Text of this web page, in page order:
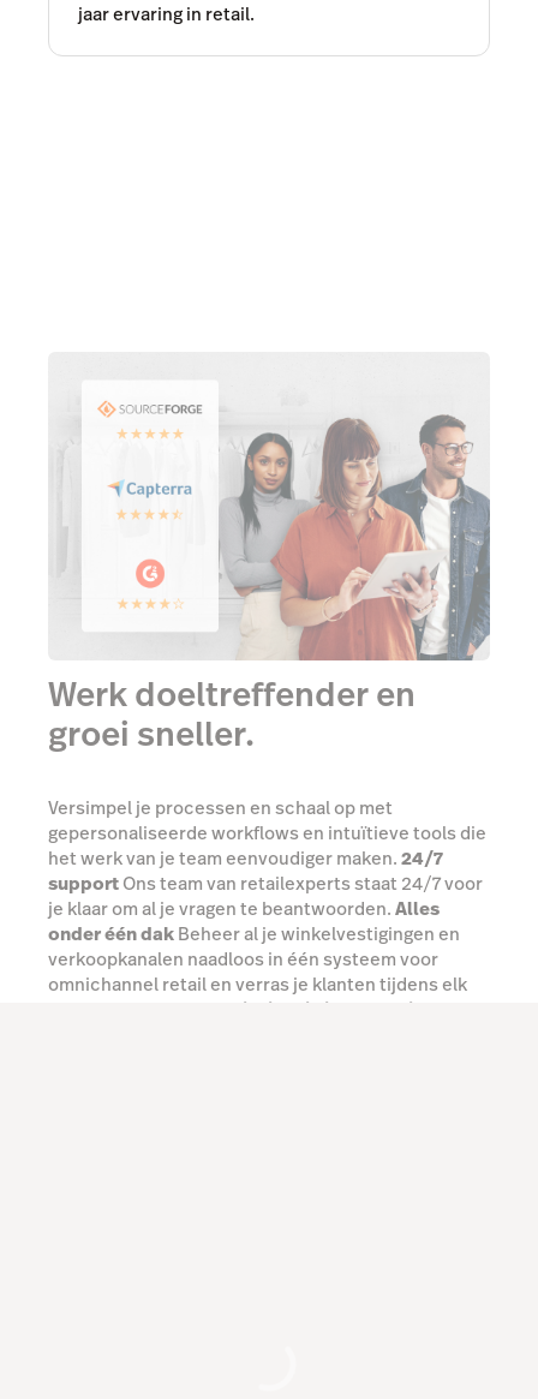
jaar ervaring in retail.
Werk doeltreffender en
groei sneller.
Versimpel je processen en schaal op met
gepersonaliseerde workflows en intuïtieve tools die
het werk van je team eenvoudiger maken.24/7
supportOns team van retailexperts staat 24/7 voor
je klaar om al je vragen te beantwoorden.Alles
onder één dakBeheer al je winkelvestigingen en
verkoopkanalen naadloos in één systeem voor
omnichannel retail en verras je klanten tijdens elk
Meer inzicht in je prestaties